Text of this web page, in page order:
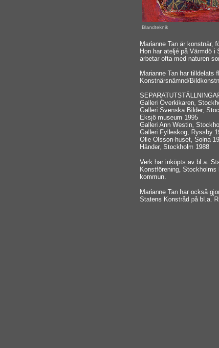
Blandteknik
Marianne Tan är konstnär,
Hon har ateljé på Värmdö
arbetar ofta med naturen
Marianne Tan har tilldelats
Konstnärsnämnd/
Galleri Överkikaren,
Galleri Svenska Bilder,
Eksjö museum 1995
Galleri Ann Westin,
Galleri Fylleskog, Ryssby
Olle Olsson-huset, Solna
Händer, Stockholm 1988
Verk har inköpts av bl.a.
Konstförening,
kommun.
Marianne Tan har också
Statens Konstråd på bl.a.